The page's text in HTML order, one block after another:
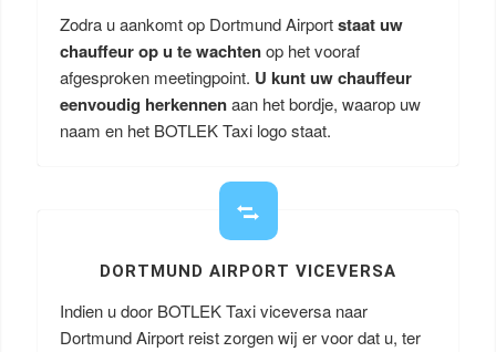
Zodra u aankomt op Dortmund Airportstaat uw
chauffeur op u te wachtenop het vooraf
afgesproken meetingpoint. U kunt uw chauffeur
eenvoudig herkennenaan het bordje, waarop uw
naam en het BOTLEK Taxi logo staat.
DORTMUND AIRPORT VICEVERSA
Indien u door BOTLEK Taxi viceversa naar
Dortmund Airport reist zorgen wij er voor dat u, ter